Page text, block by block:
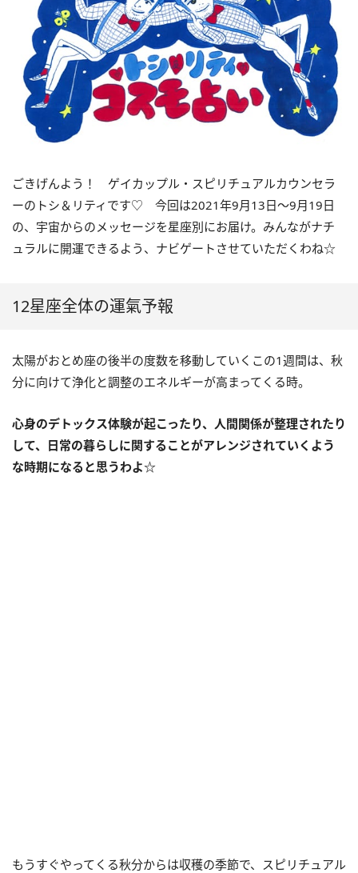
ごきげんよう！ ゲイカップル・スピリチュアルカウンセラ
ーのトシ＆リティです♡ 今回は2021年9月13日〜9月19日
の、宇宙からのメッセージを星座別にお届け。みんながナチ
ュラルに開運できるよう、ナビゲートさせていただくわね☆
12星座全体の運氣予報
太陽がおとめ座の後半の度数を移動していくこの1週間は、秋
分に向けて浄化と調整のエネルギーが高まってくる時。
心身のデトックス体験が起こったり、人間関係が整理されたり
して、日常の暮らしに関することがアレンジされていくよう
な時期になると思うわよ☆
もうすぐやってくる秋分からは収穫の季節で、スピリチュアル